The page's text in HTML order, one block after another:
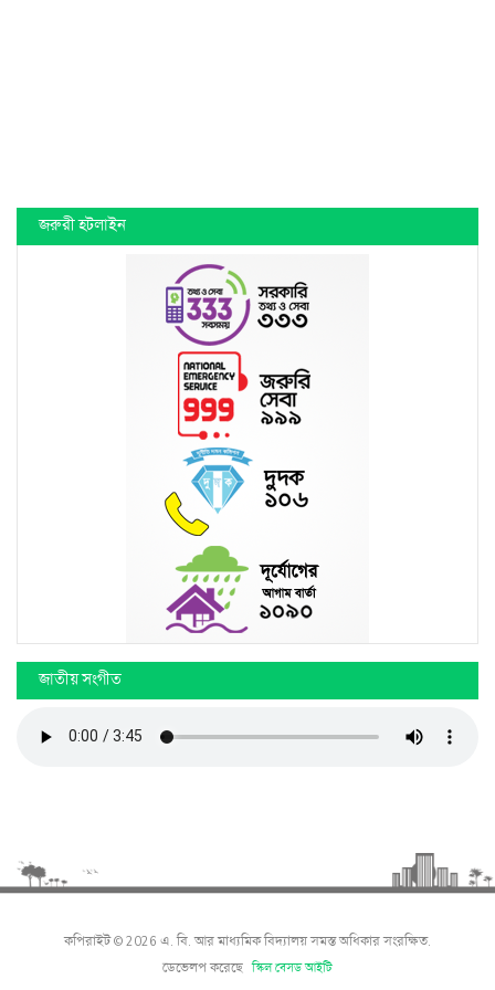
জরুরী হটলাইন
জাতীয় সংগীত
কপিরাইট © 2026 এ. বি. আর মাধ্যমিক বিদ্যালয় সমস্ত অধিকার সংরক্ষিত.
ডেভেলপ করেছে স্কিল বেসড আইটি